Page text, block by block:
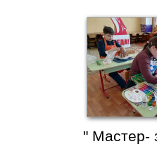
" Мастер-